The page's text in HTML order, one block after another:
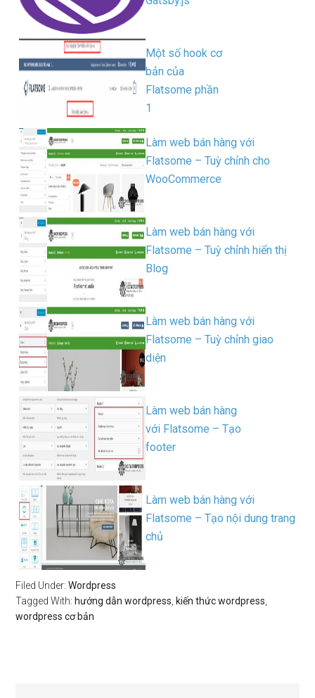
Một số hook cơ
bản của
Flatsome phần
1
Làm web bán hàng với
Flatsome – Tuỳ chỉnh cho
WooCommerce
Làm web bán hàng với
Flatsome – Tuỳ chỉnh hiển thị
Blog
Làm web bán hàng với
Flatsome – Tuỳ chỉnh giao
diện
Làm web bán hàng
với Flatsome – Tạo
footer
Làm web bán hàng với
Flatsome – Tạo nội dung trang
chủ
Filed Under:Wordpress
Tagged With: hướng dẫn wordpress kiến thức wordpress
wordpress cơ bản